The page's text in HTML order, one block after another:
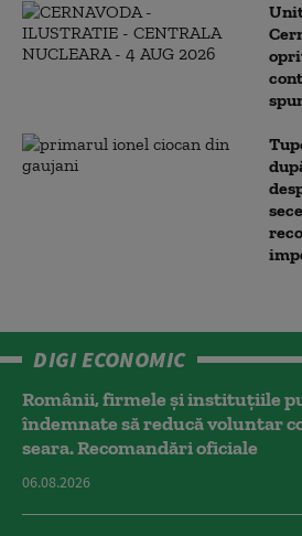
DIGI ECONOMIC
Românii, firmele și instituțiile
îndemnate să reducă voluntar
seara. Recomandări oficiale
06.08.2026